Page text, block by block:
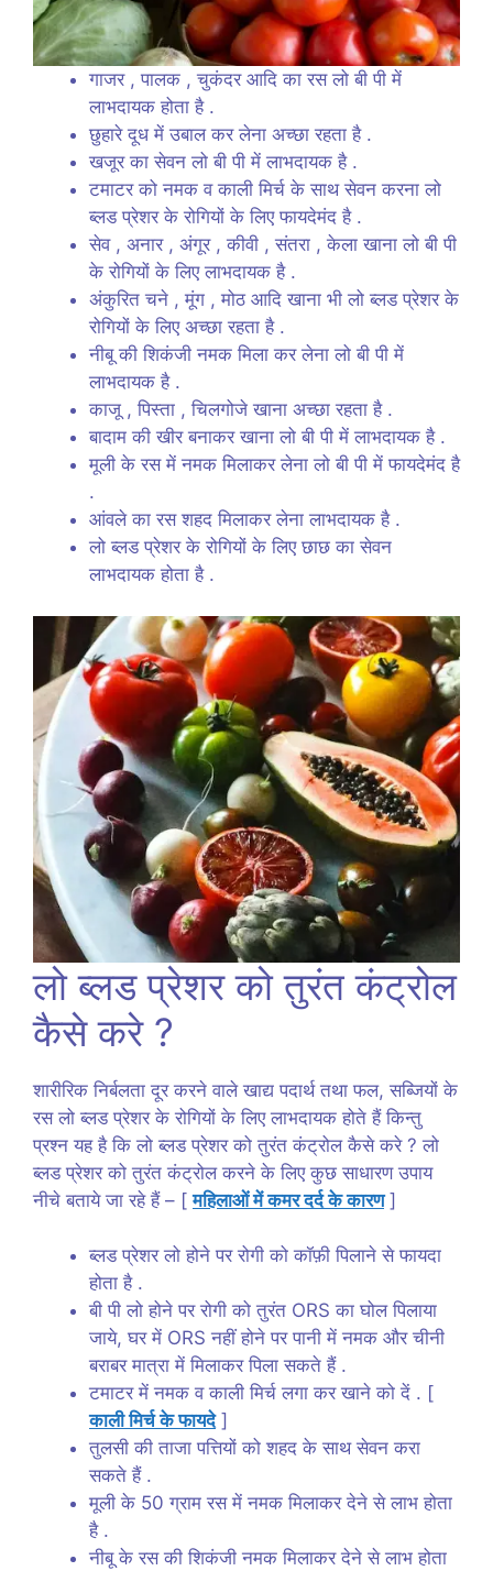
गाजर , पालक , चुकंदर आदि का रस लो बी पी में
लाभदायक होता है .
छुहारे दूध में उबाल कर लेना अच्छा रहता है .
खजूर का सेवन लो बी पी में लाभदायक है .
टमाटर को नमक व काली मिर्च के साथ सेवन करना लो
ब्लड प्रेशर के रोगियों के लिए फायदेमंद है .
सेव , अनार , अंगूर , कीवी , संतरा , केला खाना लो बी पी
के रोगियों के लिए लाभदायक है .
अंकुरित चने , मूंग , मोठ आदि खाना भी लो ब्लड प्रेशर के
रोगियों के लिए अच्छा रहता है .
नीबू की शिकंजी नमक मिला कर लेना लो बी पी में
लाभदायक है .
काजू , पिस्ता , चिलगोजे खाना अच्छा रहता है .
बादाम की खीर बनाकर खाना लो बी पी में लाभदायक है .
मूली के रस में नमक मिलाकर लेना लो बी पी में फायदेमंद है
.
आंवले का रस शहद मिलाकर लेना लाभदायक है .
लो ब्लड प्रेशर के रोगियों के लिए छाछ का सेवन
लाभदायक होता है .
लो ब्लड प्रेशर को तुरंत कंट्रोल
कैसे करे ?
शारीरिक निर्बलता दूर करने वाले खाद्य पदार्थ तथा फल, सब्जियों के
रस लो ब्लड प्रेशर के रोगियों के लिए लाभदायक होते हैं किन्तु
प्रश्न यह है कि लो ब्लड प्रेशर को तुरंत कंट्रोल कैसे करे ? लो
ब्लड प्रेशर को तुरंत कंट्रोल करने के लिए कुछ साधारण उपाय
नीचे बताये जा रहे हैं – [महिलाओं में कमर दर्द के कारण]
ब्लड प्रेशर लो होने पर रोगी को कॉफ़ी पिलाने से फायदा
होता है .
बी पी लो होने पर रोगी को तुरंत ORS का घोल पिलाया
जाये, घर में ORS नहीं होने पर पानी में नमक और चीनी
बराबर मात्रा में मिलाकर पिला सकते हैं .
टमाटर में नमक व काली मिर्च लगा कर खाने को दें . [
काली मिर्च के फायदे]
तुलसी की ताजा पत्तियों को शहद के साथ सेवन करा
सकते हैं .
मूली के 50 ग्राम रस में नमक मिलाकर देने से लाभ होता
है .
नीबू के रस की शिकंजी नमक मिलाकर देने से लाभ होता